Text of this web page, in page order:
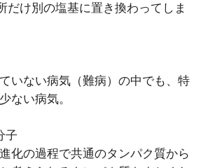
だけ別の塩基に置き換わってしま
いない病気（難病）の中でも、特
ない病気。
子
化の過程で共通のタンパク質から